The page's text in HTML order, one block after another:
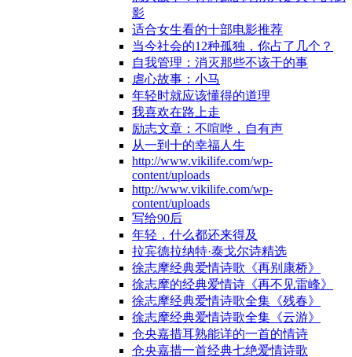
影
适合女生看的十部电影推荐
当今社会的12种孤独，你占了几个？
自我管理：消灭那些不该干的事
虐心故事：小马
年轻时就应该懂得的道理
我喜欢在路上走
励志文章：不喧哗，自有声
从一到十的幸福人生
http://www.vikilife.com/wp-
content/uploads
http://www.vikilife.com/wp-
content/uploads
写给90后
年轻，什么都还来得及
拉宾德拉纳特·泰戈尔诗精选
徐志摩经典爱情诗歌《再别康桥》
徐志摩的经典爱情诗《再不见雷峰》
徐志摩经典爱情诗歌全集《残春》
徐志摩经典爱情诗歌全集《云游》
仓央嘉措耳熟能详的一首的情诗
仓央嘉措一首经典七绝爱情诗歌